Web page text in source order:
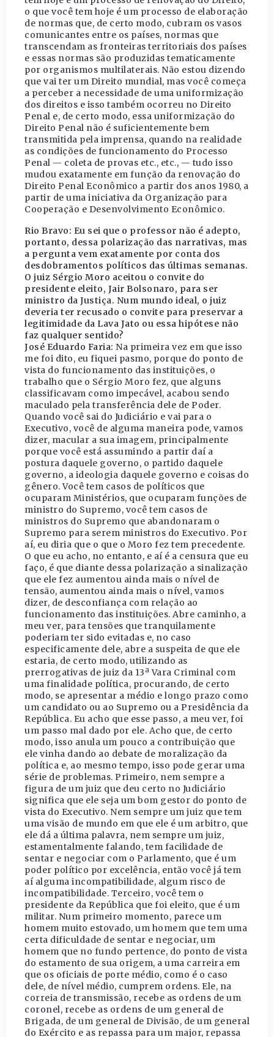
o que você tem hoje é um processo de elaboração
de normas que, de certo modo, cubram os vasos
comunicantes entre os países, normas que
transcendam as fronteiras territoriais dos países
e essas normas são produzidas tematicamente
por organismos multilaterais. Não estou dizendo
que vai ter um Direito mundial, mas você começa
a perceber a necessidade de uma uniformização
dos direitos e isso também ocorreu no Direito
Penal e, de certo modo, essa uniformização do
Direito Penal não é suficientemente bem
transmitida pela imprensa, quando na realidade
as condições de funcionamento do Processo
Penal — coleta de provas etc., etc., — tudo isso
mudou exatamente em função da renovação do
Direito Penal Econômico a partir dos anos 1980, a
partir de uma iniciativa da Organização para
Cooperação e Desenvolvimento Econômico.
Rio Bravo: Eu sei que o professor não é adepto,
portanto, dessa polarização das narrativas, mas
a pergunta vem exatamente por conta dos
desdobramentos políticos das últimas semanas.
O juiz Sérgio Moro aceitou o convite do
presidente eleito, Jair Bolsonaro, para ser
ministro da Justiça. Num mundo ideal, o juiz
deveria ter recusado o convite para preservar a
legitimidade da Lava Jato ou essa hipótese não
faz qualquer sentido?
José Eduardo Faria: Na primeira vez em que isso
me foi dito, eu fiquei pasmo, porque do ponto de
vista do funcionamento das instituições, o
trabalho que o Sérgio Moro fez, que alguns
classificavam como impecável, acabou sendo
maculado pela transferência dele de Poder.
Quando você sai do Judiciário e vai para o
Executivo, você de alguma maneira pode, vamos
dizer, macular a sua imagem, principalmente
porque você está assumindo a partir daí a
postura daquele governo, o partido daquele
governo, a ideologia daquele governo e coisas do
gênero. Você tem casos de políticos que
ocuparam Ministérios, que ocuparam funções de
ministro do Supremo, você tem casos de
ministros do Supremo que abandonaram o
Supremo para serem ministros do Executivo. Por
aí, eu diria que o que o Moro fez tem precedente.
O que eu acho, no entanto, e aí é a censura que eu
faço, é que diante dessa polarização a sinalização
que ele fez aumentou ainda mais o nível de
tensão, aumentou ainda mais o nível, vamos
dizer, de desconfiança com relação ao
funcionamento das instituições. Abre caminho, a
meu ver, para tensões que tranquilamente
poderiam ter sido evitadas e, no caso
especificamente dele, abre a suspeita de que ele
estaria, de certo modo, utilizando as
prerrogativas de juiz da 13ª Vara Criminal com
uma finalidade política, procurando, de certo
modo, se apresentar a médio e longo prazo como
um candidato ou ao Supremo ou a Presidência da
República. Eu acho que esse passo, a meu ver, foi
um passo mal dado por ele. Acho que, de certo
modo, isso anula um pouco a contribuição que
ele vinha dando ao debate de moralização da
política e, ao mesmo tempo, isso pode gerar uma
série de problemas. Primeiro, nem sempre a
figura de um juiz que deu certo no Judiciário
significa que ele seja um bom gestor do ponto de
vista do Executivo. Nem sempre um juiz que tem
uma visão de mundo em que ele é um arbitro, que
ele dá a última palavra, nem sempre um juiz,
estamentalmente falando, tem facilidade de
sentar e negociar com o Parlamento, que é um
poder político por excelência, então você já tem
aí alguma incompatibilidade, algum risco de
incompatibilidade. Terceiro, você tem o
presidente da República que foi eleito, que é um
militar. Num primeiro momento, parece um
homem muito estovado, um homem que tem uma
certa dificuldade de sentar e negociar, um
homem que no fundo pertence, do ponto de vista
do estamento de sua origem, a uma carreira em
que os oficiais de porte médio, como é o caso
dele, de nível médio, cumprem ordens. Ele, na
correia de transmissão, recebe as ordens de um
coronel, recebe as ordens de um general de
Brigada, de um general de Divisão, de um general
do Exército e as repassa para um major, repassa